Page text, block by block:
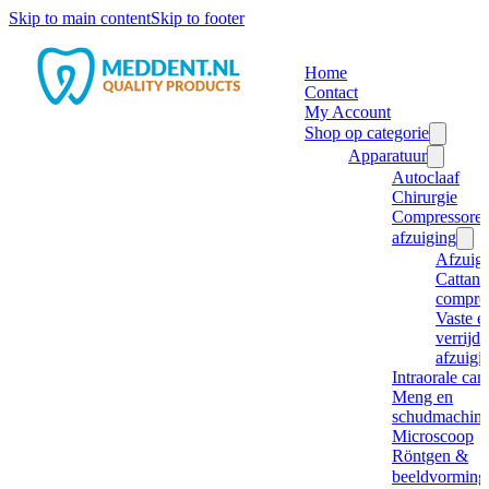
Skip to main contentSkip to footer
Home
Contact
My Account
Shop op categorie
Apparatuur
Autoclaaf
Chirurgie
afzuiging
Cattani
Vaste
Intraorale
Meng en
Microscoop
Röntgen &
beeldvorming